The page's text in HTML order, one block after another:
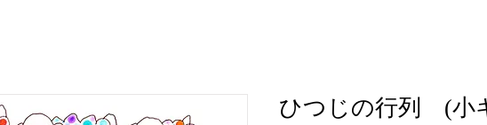
ひつじの行列 (小